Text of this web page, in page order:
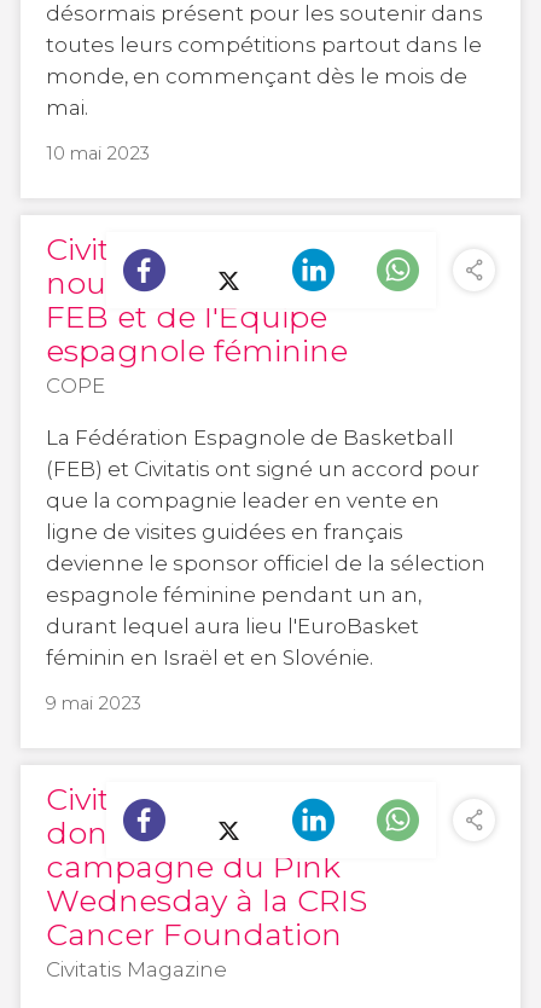
désormais présent pour les soutenir dans
toutes leurs compétitions partout dans le
monde, en commençant dès le mois de
mai.
10 mai 2023
Civitatis devient le
nouveau sponsor de la
FEB et de l'Équipe
espagnole féminine
COPE
La Fédération Espagnole de Basketball
(FEB) et Civitatis ont signé un accord pour
que la compagnie leader en vente en
ligne de visites guidées en français
devienne le sponsor officiel de la sélection
espagnole féminine pendant un an,
durant lequel aura lieu l'EuroBasket
féminin en Israël et en Slovénie.
9 mai 2023
Civitatis remet sa
donation de la
campagne du Pink
Wednesday à la CRIS
Cancer Foundation
Civitatis Magazine